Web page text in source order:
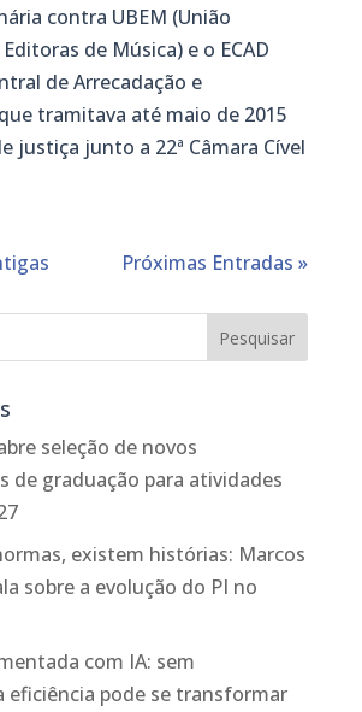
contra UBEM (União
de Música) e o ECAD
de Arrecadação e
tramitava até maio de 2015
justiça junto a 22ª Câmara Cível
Próximas Entradas »
seleção de novos
de graduação para atividades
existem histórias: Marcos
sobre a evolução do PI no
com IA: sem
eficiência pode se transformar